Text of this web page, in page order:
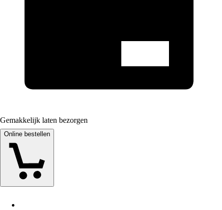
Gemakkelijk laten bezorgen
Online bestellen